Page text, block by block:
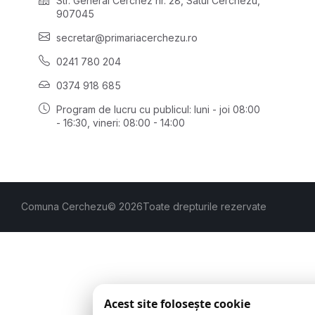
907045
secretar@primariacerchezu.ro
0241 780 204
0374 918 685
Program de lucru cu publicul: luni - joi 08:00
- 16:30 , vineri: 08:00 - 14:00
Comuna Cerchezu© 2026Toate drepturile rezervate
Acest site folosește cookie